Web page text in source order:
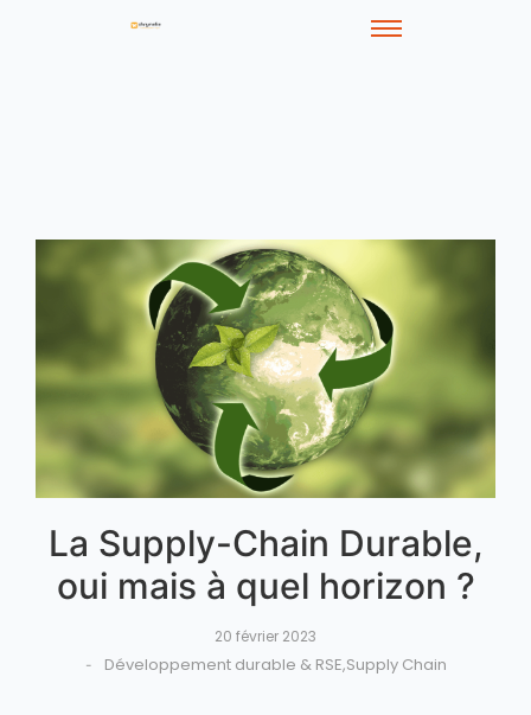
La Supply-Chain Durable,
oui mais à quel horizon ?
20 février 2023
- Développement durable & RSE,Supply Chain